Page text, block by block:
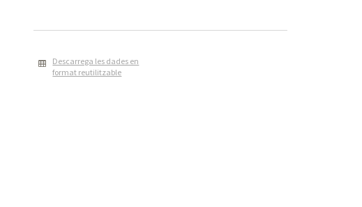
Descarrega les dades en
format reutilitzable